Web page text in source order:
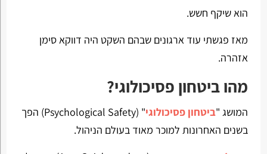
הוא שיקף חשש.
מאז פגשתי עוד ארגונים שבהם השקט היה דווקא סימן
אזהרה.
מהו ביטחון פסיכולוגי?
המושג "ביטחון פסיכולוגי
" (Psychological Safety) הפך
בשנים האחרונות למוכר מאוד בעולם הניהול.